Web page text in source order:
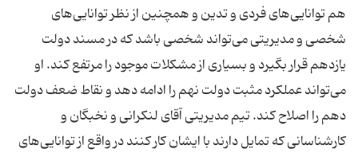
هم توانایی‌های فردی و تدین و همچنین از نظر توانایی‌های
شخصی و مدیریتی می‌تواند شخصی باشد كه در مسند دولت
یازدهم قرار بگیرد و بسیاری از مشكلات موجود را مرتفع كند. او
می‌تواند عملكرد مثبت دولت نهم را ادامه دهد و نقاط ضعف دولت
دهم را اصلاح كند. تیم مدیریتی آقای لنكرانی و نخبگان و
كارشناسانی كه تمایل دارند با ایشان كار كنند در واقع از توانایی‌های